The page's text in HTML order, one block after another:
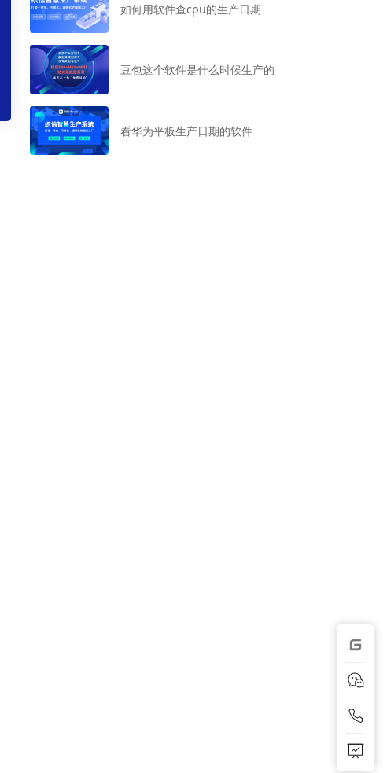
如何用软件查cpu的生产日期
豆包这个软件是什么时候生产的
看华为平板生产日期的软件